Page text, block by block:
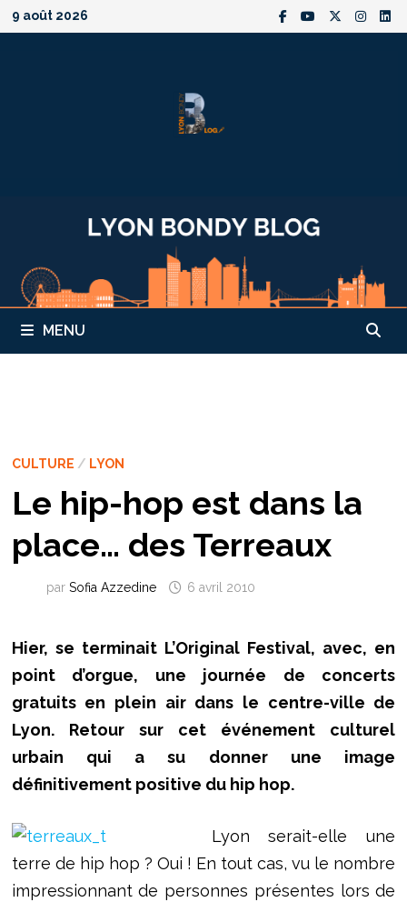
Passer
au
9 août 2026
MENU
CULTURE / LYON
Le hip-hop est dans la
place… des Terreaux
par Sofia Azzedine 6 avril 2010
Hier, se terminait L’Original Festival, avec, en
point d’orgue, une journée de concerts
gratuits en plein air dans le centre-ville de
Lyon. Retour sur cet événement culturel
urbain qui a su donner une image
définitivement positive du hip hop.
Lyon serait-elle une
terre de hip hop ? Oui ! En tout cas, vu le nombre
impressionnant de personnes présentes lors de